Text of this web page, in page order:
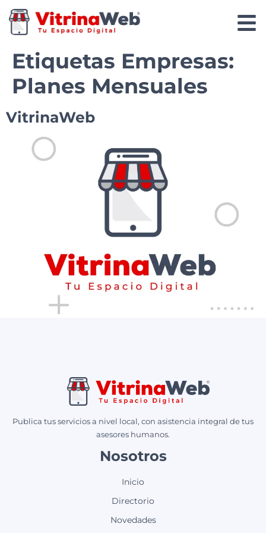
Etiquetas Empresas:
Planes Mensuales
VitrinaWeb
Publica tus servicios a nivel local, con asistencia integral de tus
asesores humanos.
Nosotros
Inicio
Directorio
Novedades